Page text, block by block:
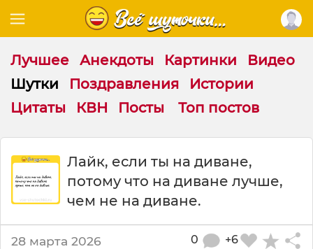
Лучшее Анекдоты Картинки
Видео
Шутки
Поздравления
Истории
Цитаты
КВН Посты Топ постов
:
Лайк, если ты на диване,
потому что на диване лучше,
чем не на диване.
28 марта 2026 +6
0